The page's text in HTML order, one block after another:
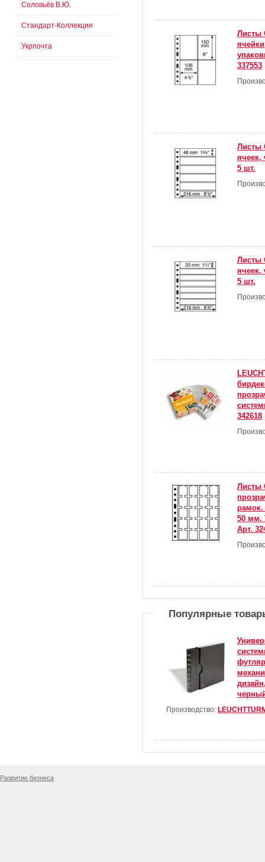
Листы
337553
Листы
ячеек,
5 шт.
Листы
ячеек,
5 шт.
342618
Листы
рамок.
50 мм.
Арт.
Популярные
Производство:
Соловьёв В.Ю.
Стандарт-Коллекция
Укрпочта
Развитие бизнеса